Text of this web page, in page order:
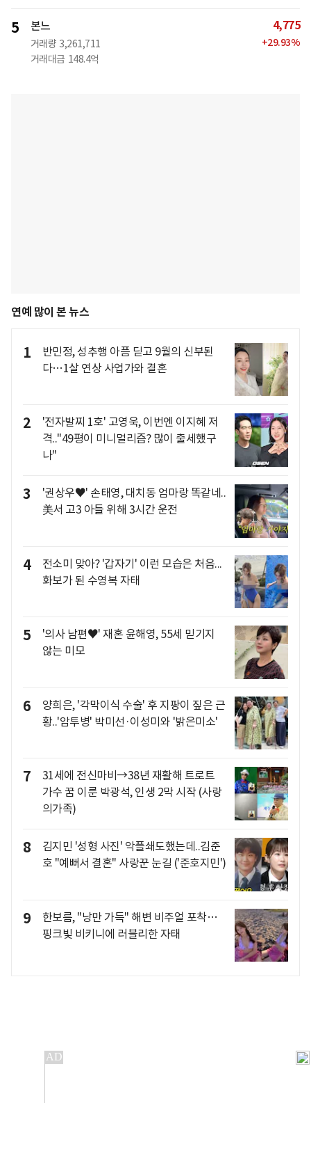
5 본느
거래량 3,261,711
거래대금 148.4억
4,775
+29.93%
연예 많이 본 뉴스
1
반민정, 성추행 아픔 딛고 9월의 신부된
다…1살 연상 사업가와 결혼
2
'전자발찌 1호' 고영욱, 이번엔 이지혜 저
격.."49평이 미니멀리즘? 많이 출세했구
나"
3
'권상우♥' 손태영, 대치동 엄마랑 똑같네..
美서 고3 아들 위해 3시간 운전
4
전소미 맞아? '갑자기' 이런 모습은 처음...
화보가 된 수영복 자태
5
'의사 남편♥' 재혼 윤해영, 55세 믿기지
않는 미모
6
양희은, '각막이식 수술' 후 지팡이 짚은 근
황..'암투병' 박미선·이성미와 '밝은미소'
7
31세에 전신마비→38년 재활해 트로트
가수 꿈 이룬 박광석, 인생 2막 시작 (사랑
의가족)
8
김지민 '성형 사진' 악플쇄도했는데..김준
호 "예뻐서 결혼" 사랑꾼 눈길 ('준호지민')
9
한보름, "낭만 가득" 해변 비주얼 포착…
핑크빛 비키니에 러블리한 자태